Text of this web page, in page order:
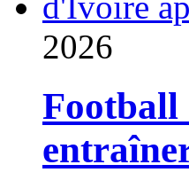
2026
Football